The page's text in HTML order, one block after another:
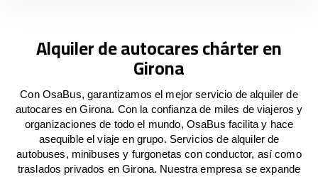
Alquiler de autocares chárter en
Girona
Con OsaBus, garantizamos el mejor servicio de alquiler de
autocares en Girona. Con la confianza de miles de viajeros y
organizaciones de todo el mundo, OsaBus facilita y hace
asequible el viaje en grupo. Servicios de alquiler de
autobuses, minibuses y furgonetas con conductor, así como
traslados privados en Girona. Nuestra empresa se expande